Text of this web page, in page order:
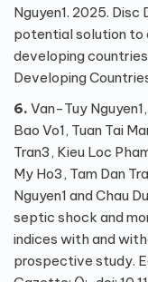
Nguyen1. 2025.
potential solution to
developing
Developing
6. Van-Tuy
Bao Vo1, Tuan Tai
Tran3, Kieu Loc
My Ho3, Tam Dan
Nguyen1 and Chau
septic shock and
indices with and
prospective study.